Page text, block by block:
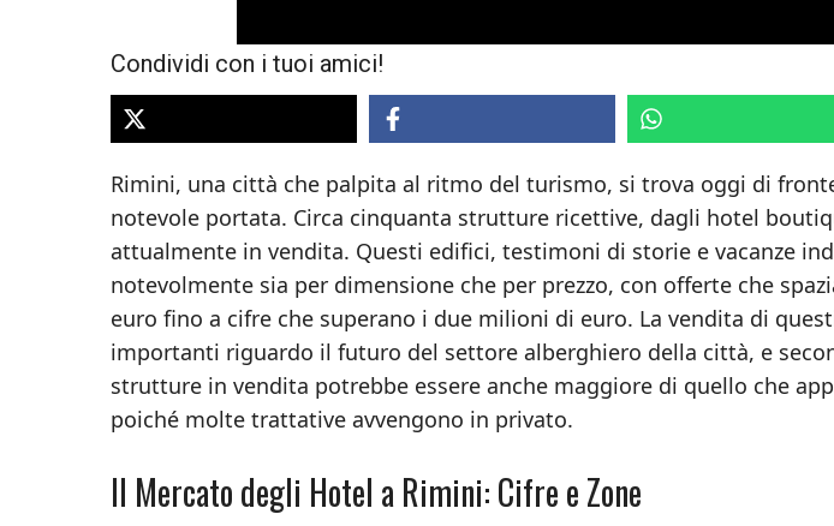
Condividi con i tuoi amici!
Rimini, una città che palpita al ritmo del turismo, si trova oggi di
notevole portata. Circa cinquanta strutture ricettive, dagli hotel
attualmente in vendita. Questi edifici, testimoni di storie e vacanze
notevolmente sia per dimensione che per prezzo, con offerte che
euro fino a cifre che superano i due milioni di euro. La vendita di
importanti riguardo il futuro del settore alberghiero della città, e
strutture in vendita potrebbe essere anche maggiore di quello che
poiché molte trattative avvengono in privato.
Il Mercato degli Hotel a Rimini: Cifre e Zone